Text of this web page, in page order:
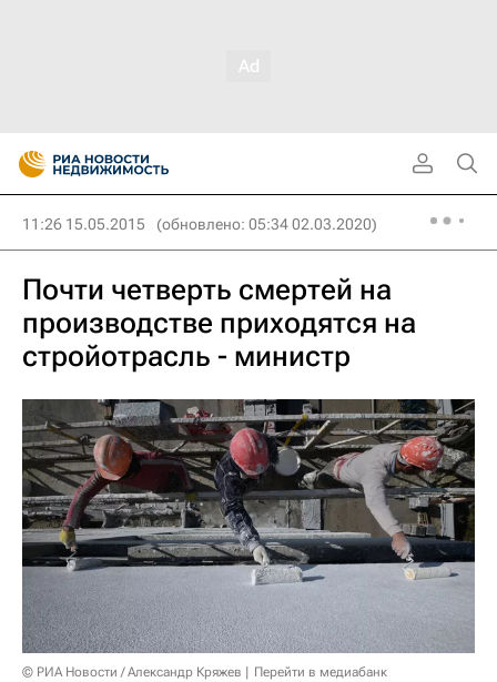
11:26 15.05.2015 (обновлено: 05:34 02.03.2020)
Почти четверть смертей на
производстве приходятся на
стройотрасль - министр
© РИА Новости / Александр Кряжев Перейти в медиабанк